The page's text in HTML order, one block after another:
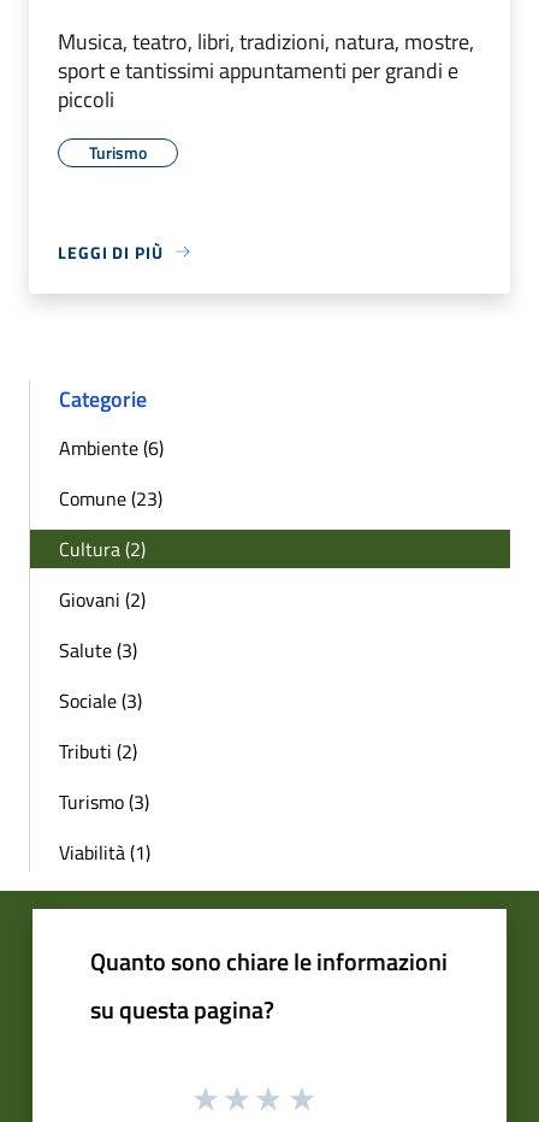
Musica, teatro, libri, tradizioni, natura, mostre,
sport e tantissimi appuntamenti per grandi e
piccoli
Turismo
LEGGI DI PIÙ
Categorie
Ambiente (6)
Comune (23)
Cultura (2)
Giovani (2)
Salute (3)
Sociale (3)
Tributi (2)
Turismo (3)
Viabilità (1)
Quanto sono chiare le informazioni
su questa pagina?